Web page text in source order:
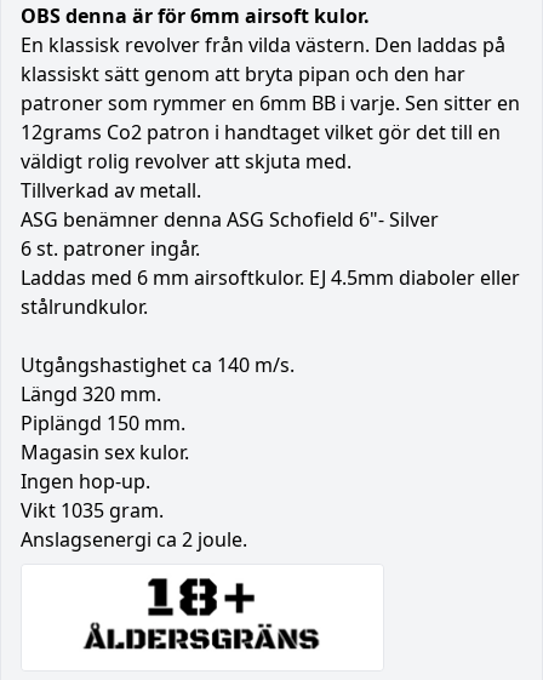
OBS denna är för 6mm airsoft kulor.
En klassisk revolver från vilda västern. Den laddas på
klassiskt sätt genom att bryta pipan och den har
patroner som rymmer en 6mm BB i varje. Sen sitter en
12grams Co2 patron i handtaget vilket gör det till en
väldigt rolig revolver att skjuta med.
Tillverkad av metall.
ASG benämner denna ASG Schofield 6"- Silver
6 st. patroner ingår.
Laddas med 6 mm airsoftkulor. EJ 4.5mm diaboler eller
stålrundkulor.
Utgångshastighet ca 140 m/s.
Längd 320 mm.
Piplängd 150 mm.
Magasin sex kulor.
Ingen hop-up.
Vikt 1035 gram.
Anslagsenergi ca 2 joule.